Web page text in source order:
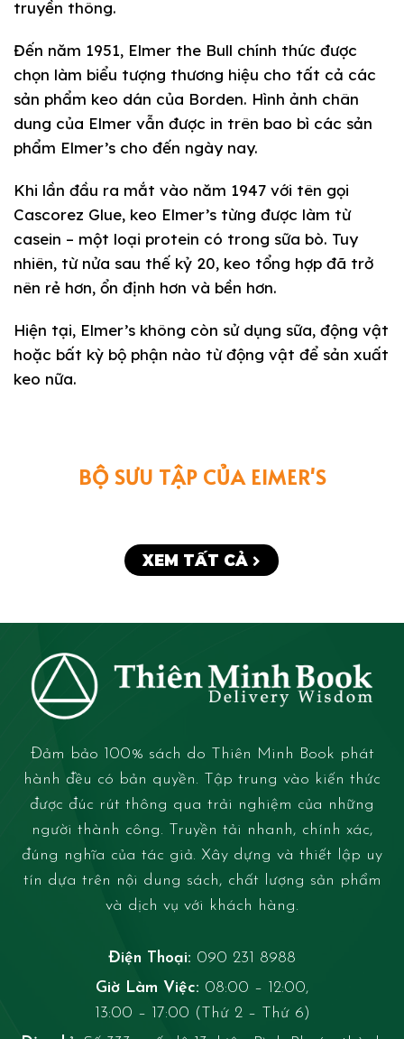
truyền thông.
Đến năm 1951, Elmer the Bull chính thức được
chọn làm biểu tượng thương hiệu cho tất cả các
sản phẩm keo dán của Borden. Hình ảnh chân
dung của Elmer vẫn được in trên bao bì các sản
phẩm Elmer’s cho đến ngày nay.
Khi lần đầu ra mắt vào năm 1947 với tên gọi
Cascorez Glue, keo Elmer’s từng được làm từ
casein – một loại protein có trong sữa bò. Tuy
nhiên, từ nửa sau thế kỷ 20, keo tổng hợp đã trở
nên rẻ hơn, ổn định hơn và bền hơn.
Hiện tại, Elmer’s không còn sử dụng sữa, động vật
hoặc bất kỳ bộ phận nào từ động vật để sản xuất
keo nữa.
BỘ SƯU TẬP CỦA ElMER'S
XEM TẤT CẢ
Đảm bảo 100% sách do Thiên Minh Book phát
hành đều có bản quyền. Tập trung vào kiến thức
được đúc rút thông qua trải nghiệm của những
người thành công. Truyền tải nhanh, chính xác,
đúng nghĩa của tác giả. Xây dựng và thiết lập uy
tín dựa trên nội dung sách, chất lượng sản phẩm
và dịch vụ với khách hàng.
Điện Thoại: 090 231 8988
Giờ Làm Việc: 08:00 – 12:00,
13:00 – 17:00 (Thứ 2 – Thứ 6)